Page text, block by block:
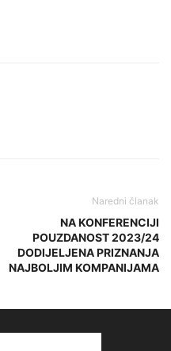
Naredni članak
NA KONFERENCIJI
POUZDANOST 2023/24
DODIJELJENA PRIZNANJA
NAJBOLJIM KOMPANIJAMA